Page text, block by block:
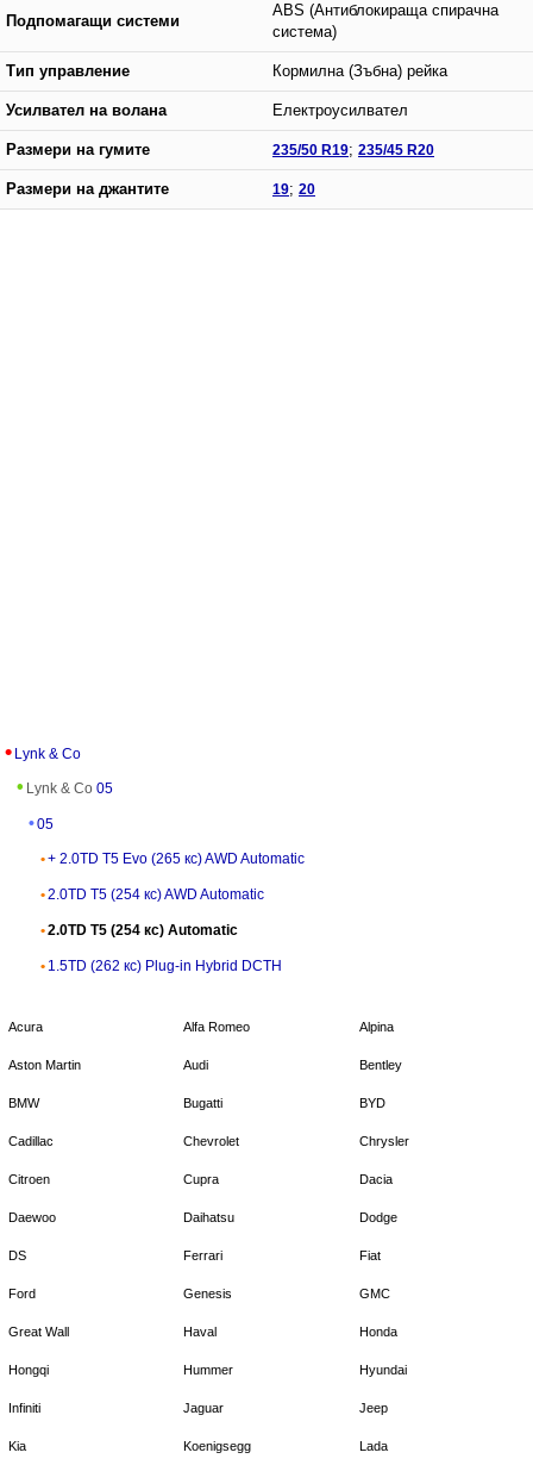
Подпомагащи системи
ABS (Антиблокираща спирачна
система)
Тип управление Кормилна (Зъбна) рейка
Усилвател на волана Електроусилвател
Размери на гумите 235/50 R19; 235/45 R20
Размери на джантите 19; 20
Lynk & Co
Lynk & Co 05
05
+ 2.0TD T5 Evo (265 кс) AWD Automatic
2.0TD T5 (254 кс) AWD Automatic
2.0TD T5 (254 кс) Automatic
1.5TD (262 кс) Plug-in Hybrid DCTH
Acura Alfa Romeo Alpina
Aston Martin Audi Bentley
BMW Bugatti BYD
Cadillac Chevrolet Chrysler
Citroen Cupra Dacia
Daewoo Daihatsu Dodge
DS Ferrari Fiat
Ford Genesis GMC
Great Wall Haval Honda
Hongqi Hummer Hyundai
Infiniti Jaguar Jeep
Kia Koenigsegg Lada